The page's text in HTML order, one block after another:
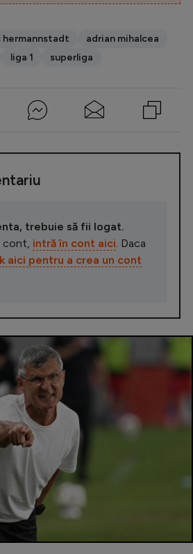
hermannstadt
adrian mihalcea
liga 1 superliga
trebuie să fii logat.
cont, intră în cont aici . Daca
aici pentru a crea un cont